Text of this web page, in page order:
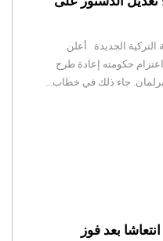
الجديدة أعلن
حكومته إعادة طرح
جاء ذلك في خطاب...
انتعاشا بعد فوز